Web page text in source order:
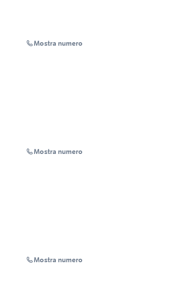
Mostra numero
Mostra numero
Mostra numero